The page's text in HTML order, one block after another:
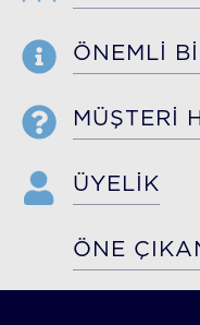
ÖNEMLİ
MÜŞTERİ
ÜYELİK
ÖNE